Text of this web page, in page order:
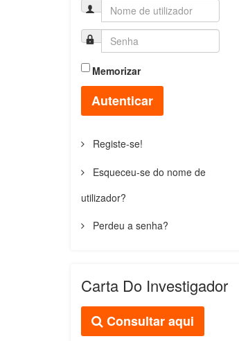
Memorizar
Autenticar
Registe-se!
Esqueceu-se do nome de
utilizador?
Perdeu a senha?
Carta Do Investigador
Consultar aqui